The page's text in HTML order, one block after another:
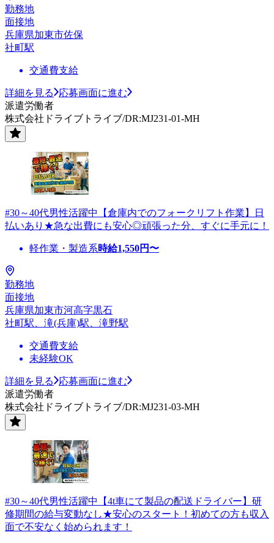
勤務地
面接地
兵庫県加東市佐保
社町駅
交通費支給
詳細を見る
応募画面に進む
派遣労働者
株式会社ドライブトライブ/DR:MJ231-01-MH
#30～40代男性活躍中【倉庫内でのフォークリフト作業】日
払いあり★急な出費にも安心◎頑張った分、すぐに手元に！
軽作業・製造系時給1,550円〜
勤務地
面接地
兵庫県加東市河高字黒石
社町駅、滝(兵庫)駅、滝野駅
交通費支給
未経験OK
詳細を見る
応募画面に進む
派遣労働者
株式会社ドライブトライブ/DR:MJ231-03-MH
#30～40代男性活躍中【4t車にて製品の配送ドライバー】研
修期間の給与変動なし★安心のスタート！初めての方も収入
面で不安なく始められます！